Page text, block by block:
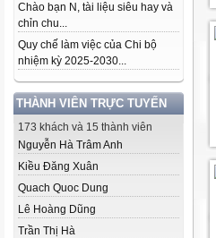
Chào bạn N, tài liệu siêu hay và
chỉn chu...
Quy chế làm việc của Chi bộ
nhiệm kỳ 2025-2030...
THÀNH VIÊN TRỰC TUYẾN
173 khách và 15 thành viên
Nguyễn Hà Trâm Anh
Kiều Đăng Xuân
Quach Quoc Dung
Lê Hoàng Dũng
Trần Thị Hà